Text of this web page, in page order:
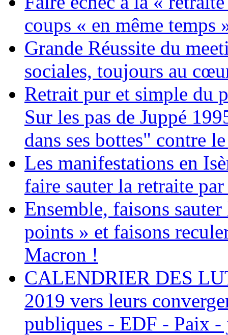
coups « en même temps
Grande Réussite du
sociales, toujours au
Retrait pur et simple du
Sur les pas de Juppé
dans ses bottes" contre
Les manifestations en
faire sauter la retraite
Ensemble, faisons
points » et faisons
Macron !
CALENDRIER DES
2019 vers leurs
publiques - EDF - Paix